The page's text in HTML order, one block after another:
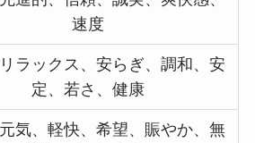
速度
ラックス、安らぎ、調和、安
定、若さ、健康
気、軽快、希望、賑やか、無